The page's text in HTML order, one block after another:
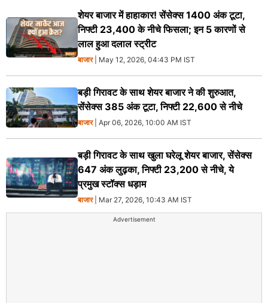
शेयर बाजार में हाहाकार! सेंसेक्स 1400 अंक टूटा,
निफ्टी 23,400 के नीचे फिसला; इन 5 कारणों से
लाल हुआ दलाल स्ट्रीट
बाजार| May 12, 2026, 04:43 PM IST
बड़ी गिरावट के साथ शेयर बाजार ने की शुरुआत,
सेंसेक्स 385 अंक टूटा, निफ्टी 22,600 से नीचे
बाजार| Apr 06, 2026, 10:00 AM IST
बड़ी गिरावट के साथ खुला घरेलू शेयर बाजार, सेंसेक्स
647 अंक लुढ़का, निफ्टी 23,200 से नीचे, ये
प्रमुख स्टॉक्स धड़ाम
बाजार| Mar 27, 2026, 10:43 AM IST
Advertisement